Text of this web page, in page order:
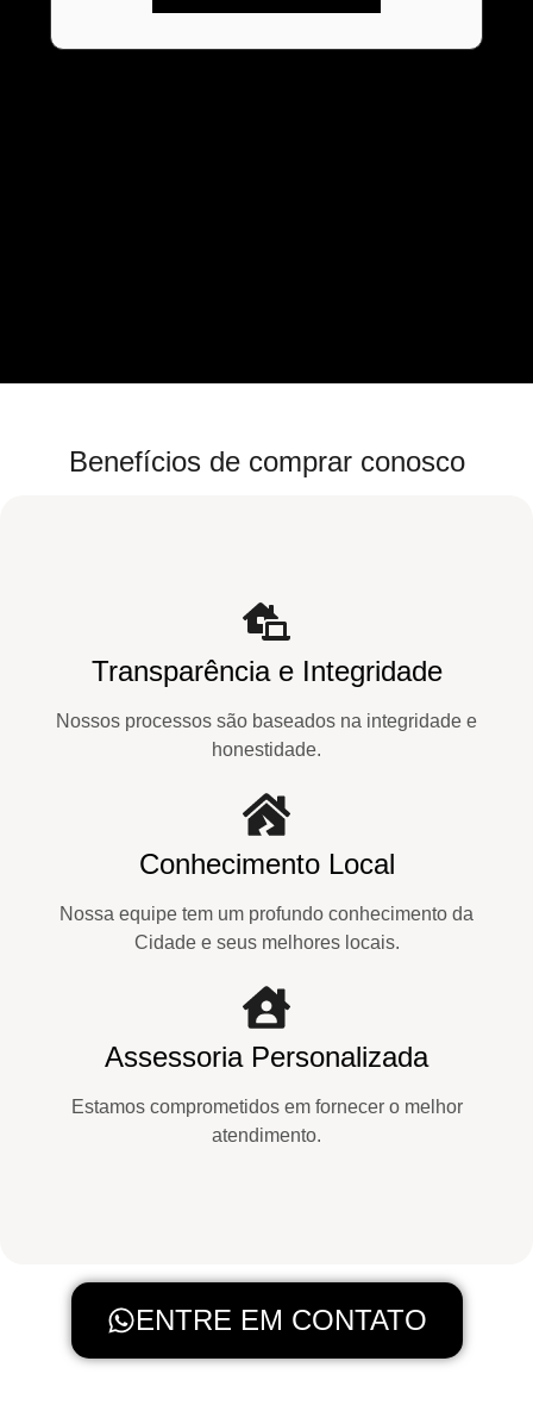
Benefícios de comprar conosco
Transparência e Integridade
Nossos processos são baseados na integridade e
honestidade.
Conhecimento Local
Nossa equipe tem um profundo conhecimento da
Cidade e seus melhores locais.
Assessoria Personalizada
Estamos comprometidos em fornecer o melhor
atendimento.
ENTRE EM CONTATO